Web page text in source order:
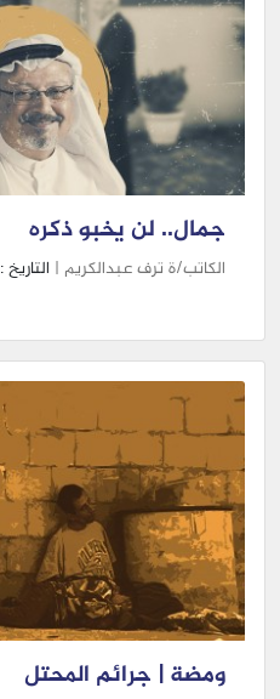
جمال.. لن يخبو ذكره
الكاتب/ة ترف عبدالكريم | التاريخ :
ومضة | جرائم المحتل